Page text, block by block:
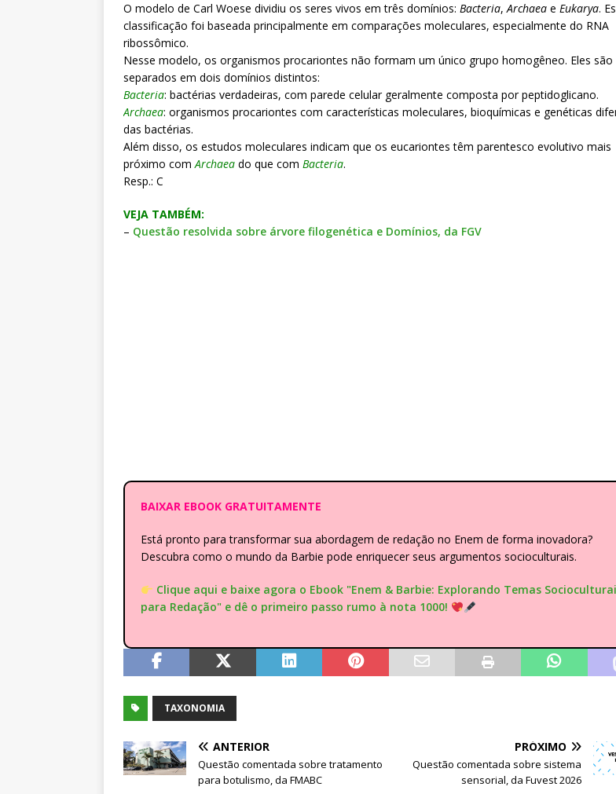
O modelo de Carl Woese dividiu os seres vivos em três domínios: Bacteria,Archaea e Eukarya.
classificação foi baseada principalmente em comparações moleculares, especialmente do RNA
ribossômico.
Nesse modelo, os organismos procariontes não formam um único grupo homogêneo. Eles são
separados em dois domínios distintos:
Bacteria: bactérias verdadeiras, com parede celular geralmente composta por peptidoglicano.
Archaea: organismos procariontes com características moleculares, bioquímicas e genéticas
das bactérias.
Além disso, os estudos moleculares indicam que os eucariontes têm parentesco evolutivo mais
próximo comArchaea do que com Bacteria.
Resp.: C
VEJA TAMBÉM:
– Questão resolvida sobre árvore filogenética e Domínios, da FGV
BAIXAR EBOOK GRATUITAMENTE
Está pronto para transformar sua abordagem de redação no Enem de forma inovadora?
Descubra como o mundo da Barbie pode enriquecer seus argumentos socioculturais.
Clique aqui e baixe agora o Ebook "Enem & Barbie: Explorando Temas
para Redação" e dê o primeiro passo rumo à nota 1000!
TAXONOMIA
ANTERIOR
Questão comentada sobre tratamento
para botulismo, da FMABC
PRÓXIMO
Questão comentada sobre sistema
sensorial, da Fuvest 2026